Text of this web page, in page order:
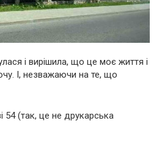
і вирішила, що це моє життя і
І, незважаючи на те, що
54 (так, це не друкарська